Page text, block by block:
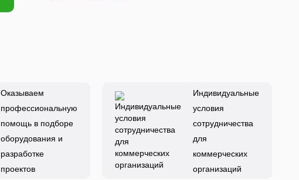
Оказываем
профессиональную
помощь в подборе
оборудования и
разработке
проектов
Индивидуальные
условия
сотрудничества
для
коммерческих
организаций